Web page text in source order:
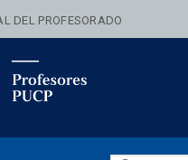
DEL PROFESORADO